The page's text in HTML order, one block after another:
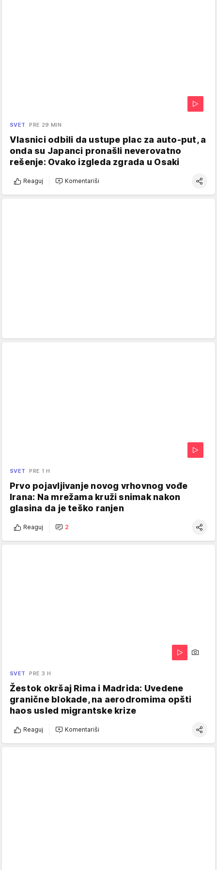
SVET PRE 29 MIN
Vlasnici odbili da ustupe plac za auto-put, a
onda su Japanci pronašli neverovatno
rešenje: Ovako izgleda zgrada u Osaki
Reaguj Komentariši
SVET PRE 1 H
Prvo pojavljivanje novog vrhovnog vođe
Irana: Na mrežama kruži snimak nakon
glasina da je teško ranjen
Reaguj 2
SVET PRE 3 H
Žestok okršaj Rima i Madrida: Uvedene
granične blokade, na aerodromima opšti
haos usled migrantske krize
Reaguj Komentariši